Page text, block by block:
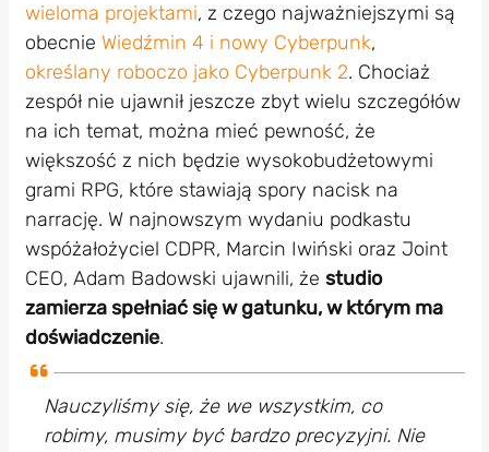
wieloma projektami, z czego najważniejszymi są
obecnie Wiedźmin 4 i nowy Cyberpunk,
określany roboczo jako Cyberpunk 2. Chociaż
zespół nie ujawnił jeszcze zbyt wielu szczegółów
na ich temat, można mieć pewność, że
większość z nich będzie wysokobudżetowymi
grami RPG, które stawiają spory nacisk na
narrację. W najnowszym wydaniu podkastu
wspóżałożyciel CDPR, Marcin Iwiński oraz Joint
CEO, Adam Badowski ujawnili, że studio
zamierza spełniać się w gatunku, w którym ma
doświadczenie.
Nauczyliśmy się, że we wszystkim, co
robimy, musimy być bardzo precyzyjni. Nie